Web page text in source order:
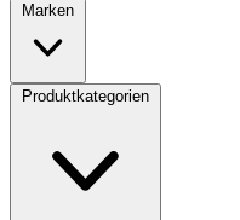
Marken
Produktkategorien